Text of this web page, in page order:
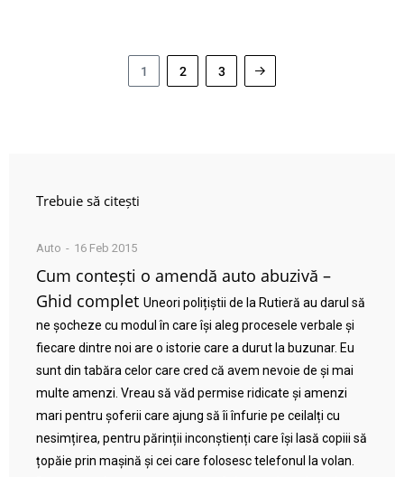
1 2 3
Trebuie să citești
Auto 16 Feb 2015
Cum contești o amendă auto abuzivă –
Ghid complet Uneori polițiștii de la Rutieră au darul să
ne șocheze cu modul în care își aleg procesele verbale și
fiecare dintre noi are o istorie care a durut la buzunar. Eu
sunt din tabăra celor care cred că avem nevoie de și mai
multe amenzi. Vreau să văd permise ridicate și amenzi
mari pentru șoferii care ajung să îi înfurie pe ceilalți cu
nesimțirea, pentru părinții inconștienți care își lasă copiii să
țopăie prin mașină și cei care folosesc telefonul la volan.